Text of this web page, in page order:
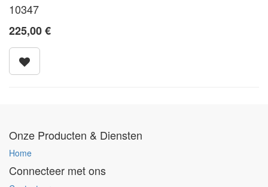
10347
225,00€
Onze Producten & Diensten
Home
Connecteer met ons